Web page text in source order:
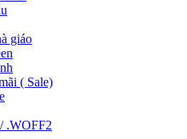
giáo
( Sale)
.WOFF2